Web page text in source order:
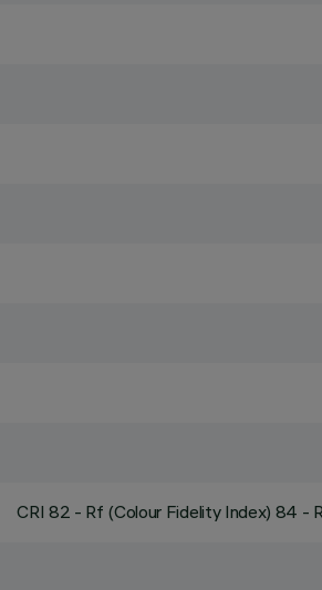
CRI 82 - Rf (Colour Fidelity Index) 84 -